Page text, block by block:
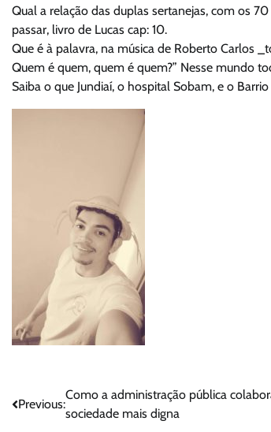
Qual a relação das duplas sertanejas, com os
passar, livro de Lucas cap: 10.
Que é à palavra, na música de Roberto Carlos
Quem é quem, quem é quem?” Nesse mundo
Saiba o que Jundiaí, o hospital Sobam, e o
Navegação
Previous:
Como a administração pública
sociedade mais digna